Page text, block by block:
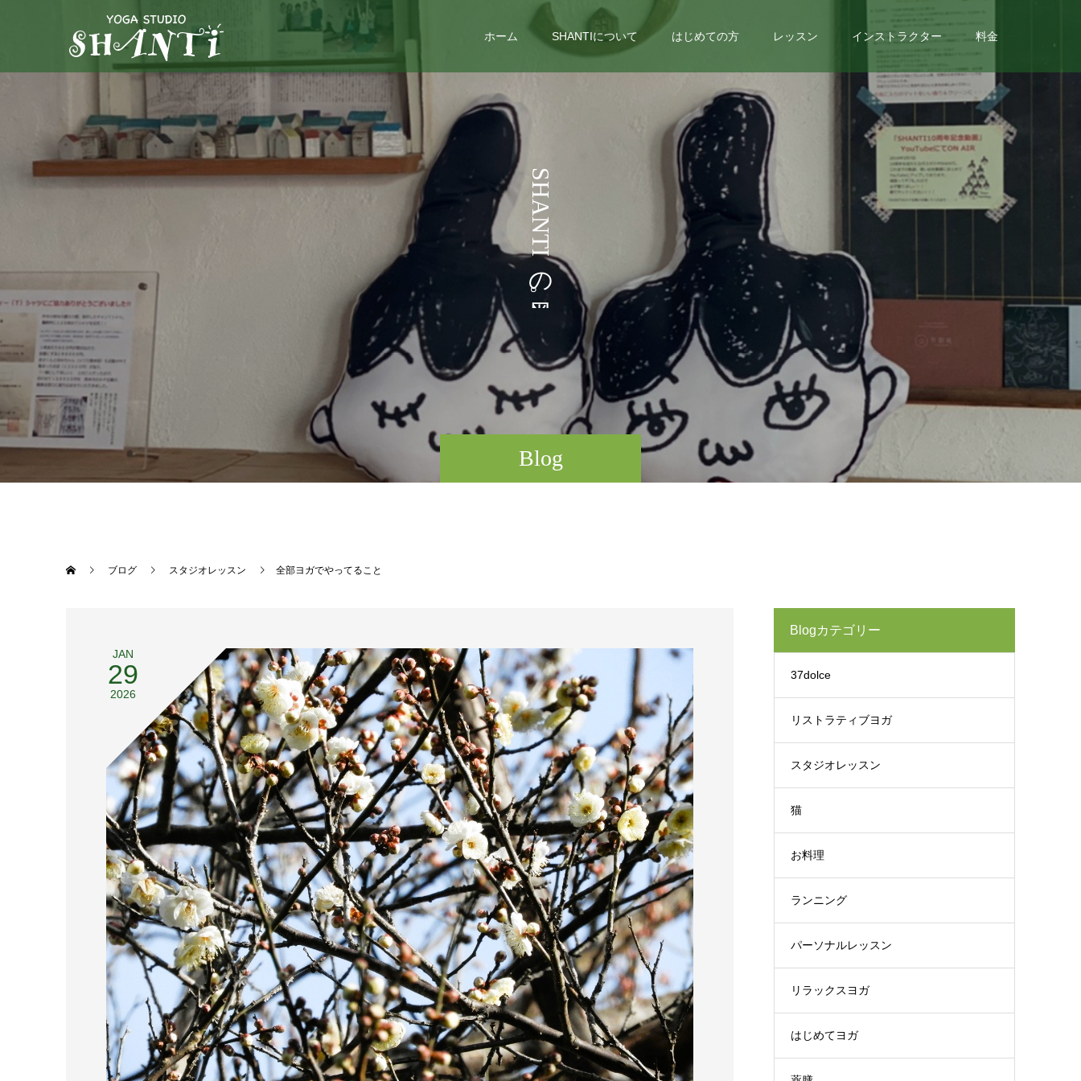
ホーム SHANTIについて はじめての方 レッスン インストラクター 料金
Blog
S
H
A
N
T
I
の
。
う
ブログ スタジオレッスン 全部ヨガでやってること
JAN
29
2026
Blogカテゴリー
37dolce
リストラティブヨガ
スタジオレッスン
猫
お料理
ランニング
パーソナルレッスン
リラックスヨガ
はじめてヨガ